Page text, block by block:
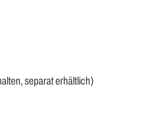
separat erhältlich)